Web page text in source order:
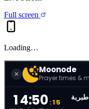
Full screen
Loading…